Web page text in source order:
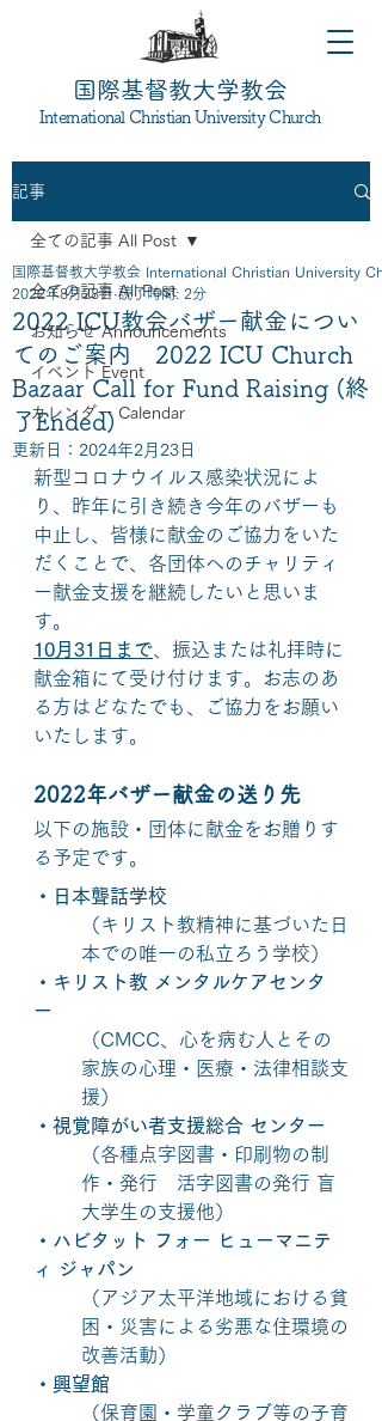
国際基督教大学教会
International Christian University Church
記事
全ての記事 All Post
お知らせ Announcements
イベント Event
カレンダー Calendar
全ての記事 All Post
2022 ICU教会バザー献金につい
てのご案内 2022 ICU Church
Bazaar Call for Fund Raising (終
了Ended)
国際基督教大学教会 International Christian University
2022年8月28日 読了時間: 2分
更新日： 2024年2月23日
新型コロナウイルス感染状況によ
り、昨年に引き続き今年のバザーも
中止し、皆様に献金のご協力をいた
だくことで、各団体へのチャリティ
ー献金支援を継続したいと思いま
す。
10月31日まで 、振込または礼拝時に
献金箱にて受け付けます。お志のあ
る方はどなたでも、ご協力をお願い
いたします。
2022年バザー献金の送り先
以下の施設・団体に献金をお贈りす
る予定です。
・日本聾話学校
（キリスト教精神に基づいた日
本での唯一の私立ろう学校）
・キリスト教 メンタルケアセンタ
ー
（CMCC、心を病む人とその
家族の心理・医療・法律相談支
援）
・視覚障がい者支援総合 センター
（各種点字図書・印刷物の制
作・発行　活字図書の発行 盲
大学生の支援他）
・ハビタット フォー ヒューマニテ
ィ ジャパン
（アジア太平洋地域における貧
困・災害による劣悪な住環境の
改善活動）
・興望館
（保育園・学童クラブ等の子育